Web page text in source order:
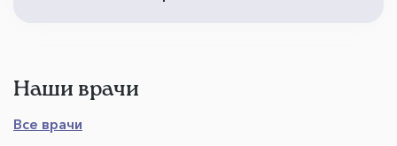
Наши врачи
Все врачи